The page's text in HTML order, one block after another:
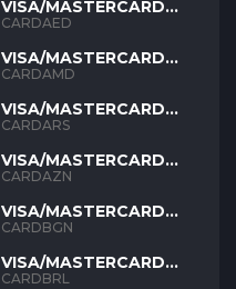
VISA/MASTERCARD
AED
CARDAED
VISA/MASTERCARD
AMD
CARDAMD
VISA/MASTERCARD
ARS
CARDARS
VISA/MASTERCARD
AZN
CARDAZN
VISA/MASTERCARD
BGN
CARDBGN
VISA/MASTERCARD
BRL
CARDBRL